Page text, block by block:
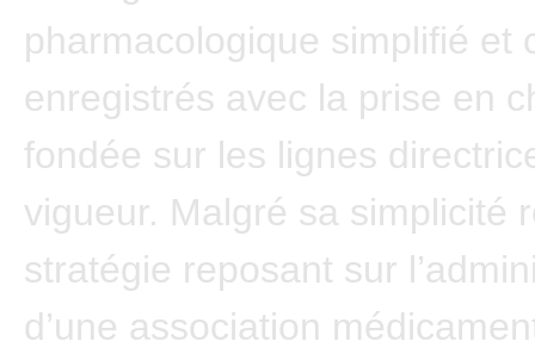
pharmacologique simplifié et
enregistrés avec la prise en
fondée sur les lignes
vigueur. Malgré sa simplicité
stratégie reposant sur
d’une association